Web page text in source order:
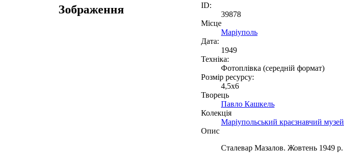
Зображення
ID:
39878
Місце
Маріуполь
Дата:
1949
Техніка:
Фотоплівка (середній формат)
Розмір ресурсу:
4,5x6
Творець
Павло Кашкель
Колекція
Маріупольський краєзнавчий музей
Опис
Сталевар Мазалов. Жовтень 1949 р.